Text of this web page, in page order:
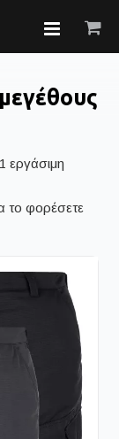
εργάσιμη
το φορέσετε